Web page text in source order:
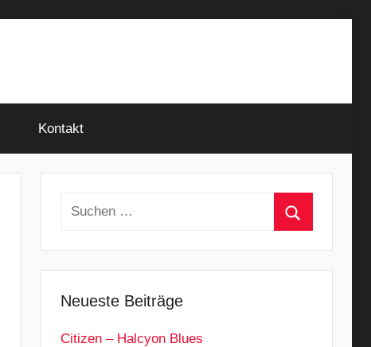
Kontakt
Suchen
Neueste Beiträge
Citizen – Halcyon Blues